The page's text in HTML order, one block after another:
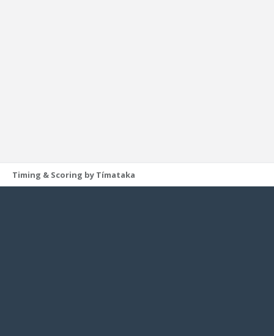
Timing & Scoring by Tímataka